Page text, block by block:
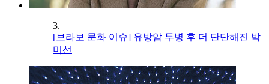
3.
[브라보 문화 이슈] 유방암 투병 후 더 단단해진 박
미선